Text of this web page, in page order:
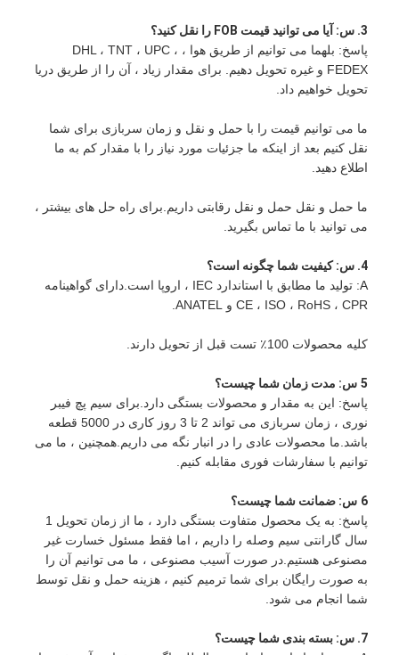
3. س: آیا می توانید قیمت FOB را نقل کنید؟
پاسخ: بلهما می توانیم از طریق هوا ، DHL ، TNT ، UPC ،
FEDEX و غیره تحویل دهیم. برای مقدار زیاد ، آن را از طریق دریا
تحویل خواهیم داد.
ما می توانیم قیمت را با حمل و نقل و زمان سربازی برای شما
نقل کنیم بعد از اینکه ما جزئیات مورد نیاز را با مقدار کم به ما
اطلاع دهید.
ما حمل و نقل حمل و نقل رقابتی داریم.برای راه حل های بیشتر ،
می توانید با ما تماس بگیرید.
4. س: کیفیت شما چگونه است؟
A: تولید ما مطابق با استاندارد IEC ، اروپا است.دارای گواهینامه
CE ، ISO ، RoHS ، CPR و ANATEL.
کلیه محصولات 100٪ تست قبل از تحویل دارند.
5 س: مدت زمان شما چیست؟
پاسخ: این به مقدار و محصولات بستگی دارد.برای سیم پچ فیبر
نوری ، زمان سربازی می تواند 2 تا 3 روز کاری در 5000 قطعه
باشد.ما محصولات عادی را در انبار نگه می داریم.همچنین ، ما می
توانیم با سفارشات فوری مقابله کنیم.
6 س: ضمانت شما چیست؟
پاسخ: به یک محصول متفاوت بستگی دارد ، ما از زمان تحویل 1
سال گارانتی سیم وصله را داریم ، اما فقط مسئول خسارت غیر
مصنوعی هستیم.در صورت آسیب مصنوعی ، ما می توانیم آن را
به صورت رایگان برای شما ترمیم کنیم ، هزینه حمل و نقل توسط
شما انجام می شود.
7. س: بسته بندی شما چیست؟